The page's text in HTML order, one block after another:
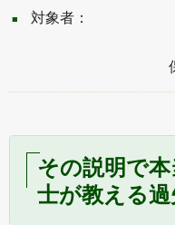
対象者：
その説明で
士が教える